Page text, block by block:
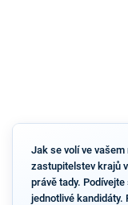
Jak se volí ve vašem
zastupitelstev krajů
právě tady.
jednotlivé kandidáty.